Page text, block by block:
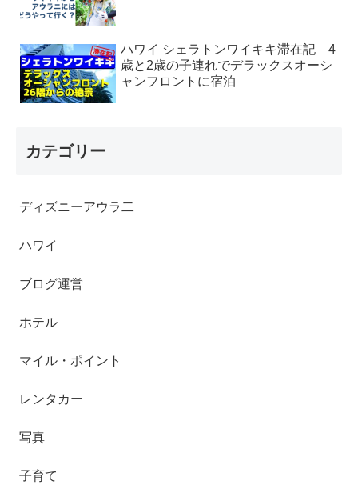
ハワイ シェラトンワイキキ滞在記 4
歳と2歳の子連れでデラックスオーシ
ャンフロントに宿泊
カテゴリー
ディズニーアウラ二
ハワイ
ブログ運営
ホテル
マイル・ポイント
レンタカー
写真
子育て